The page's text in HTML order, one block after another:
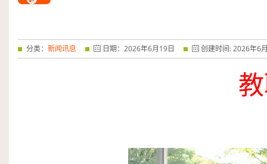
分类： 新闻讯息 日期： 2026年6月19日 创建时间:2026年6